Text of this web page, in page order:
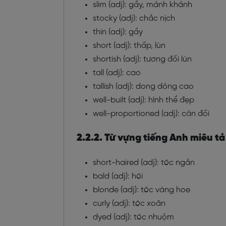
slim (adj): gầy, mảnh khảnh
stocky (adj): chắc nịch
thin (adj): gầy
short (adj): thấp, lùn
shortish (adj): tương đối lùn
tall (adj): cao
tallish (adj): dong dỏng cao
well-built (adj): hình thể đẹp
well-proportioned (adj): cân đối
2.2.2. Từ vựng tiếng Anh miêu
short-haired (adj): tóc ngắn
bald (adj): hói
blonde (adj): tóc vàng hoe
curly (adj): tóc xoăn
dyed (adj): tóc nhuộm